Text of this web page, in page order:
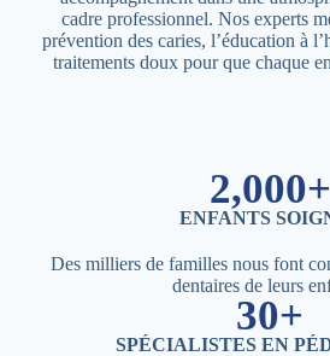
cadre professionnel. Nos experts
prévention des caries, l’éducation à
traitements doux pour que chaque
2,000+
ENFANTS
Des milliers de familles nous font
dentaires de leurs
30+
SPÉCIALISTES EN